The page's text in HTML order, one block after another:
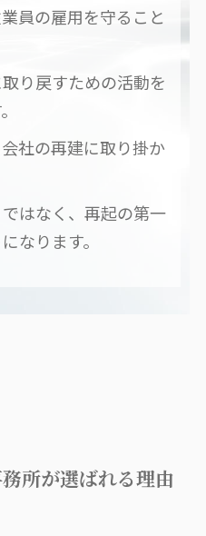
員の雇用を守ること
り戻すための活動を
社の再建に取り掛か
はなく、再起の第一
なります。
所が選ばれる理由